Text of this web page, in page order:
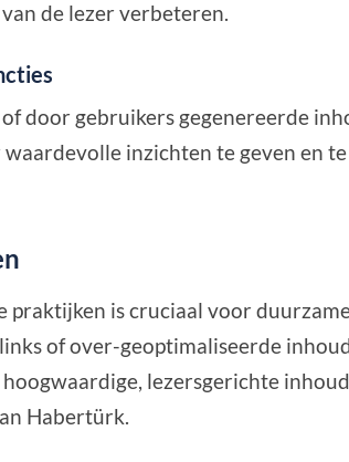
de lezer verbeteren.
door gebruikers gegenereerde
inzichten te geven en
praktijken is cruciaal voor
of over-geoptimaliseerde
lezersgerichte
Habertürk.